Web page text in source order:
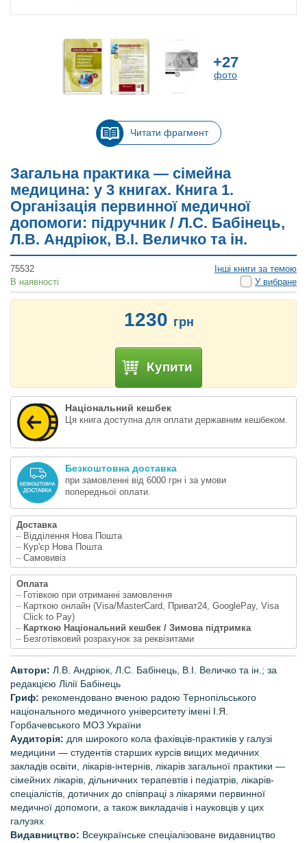
+27
фото
Читати фрагмент
Загальна практика — сімейна
медицина: у 3 книгах. Книга 1.
Організація первинної медичної
допомоги: підручник / Л.С. Бабінець,
Л.В. Андріюк, В.I. Величко та ін.
75532
Інші книги за темою
В наявності
У вибране
1230 грн
Купити
Національний кешбек
Ця книга доступна для оплати державним кешбеком.
Безкоштовна доставка
при замовленні від 6000 грн і за умови
попередньої оплати.
Доставка
Відділення Нова Пошта
Кур'єр Нова Пошта
Самовивіз
Оплата
Готівкою при отриманні замовлення
Карткою онлайн (Visa/MasterCard, Приват24, GooglePay, Visa
Click to Pay)
Карткою Національний кешбек / Зимова підтримка
Безготівковий розрахунок за реквізитами
Автори: Л.В. Андріюк, Л.С. Бабінець, В.I. Величко та ін.; за
редакцією Лілії Бабінець
Гриф: рекомендовано вченою радою Тернопільського
національного медичного університету імені І.Я.
Горбачевського МОЗ України
Аудиторія: для широкого кола фахівців-практиків у галузі
медицини — студентів старших курсів вищих медичних
закладів освіти, лікарів-інтернів, лікарів загальної практики —
сімейних лікарів, дільничних терапевтів і педіатрів, лікарів-
спеціалістів, дотичних до співпраці з лікарями первинної
медичної допомоги, а також викладачів і науковців у цих
галузях
Видавництво: Всеукраїнське спеціалізоване видавництво